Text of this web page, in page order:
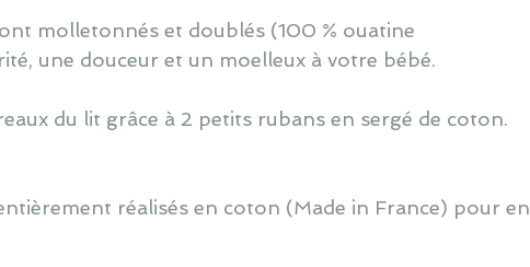
molletonnés et doublés (100 % ouatine
une douceur et un moelleux à votre bébé.
du lit grâce à 2 petits rubans en sergé de coton.
réalisés en coton (Made in France) pour en